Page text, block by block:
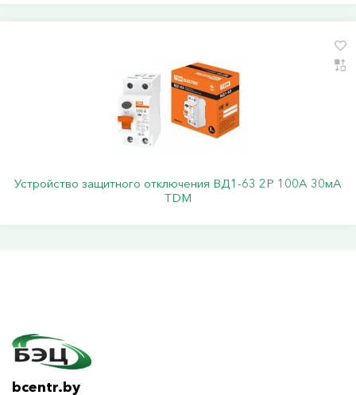
Устройство защитного отключения ВД1-63 2Р 100А 30мА
TDM
bcentr.by